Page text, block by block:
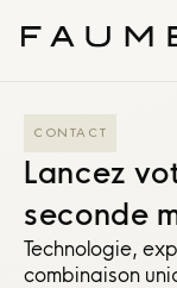
CONTACT
Lancez
seconde
Technologie,
combinaison